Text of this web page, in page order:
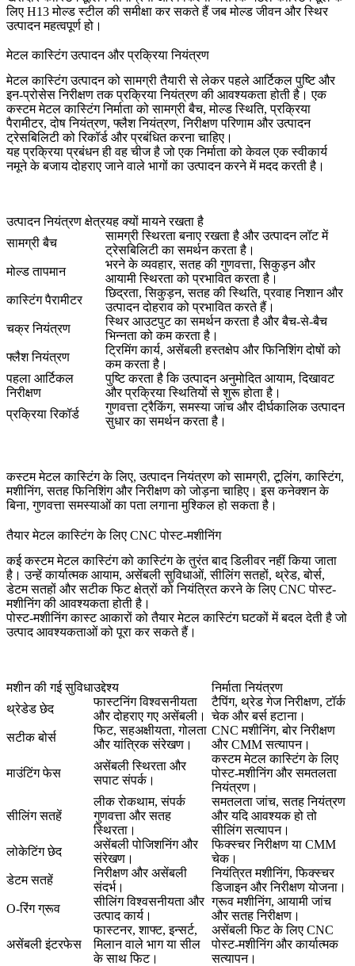
लिए H13 मोल्ड स्टीलकी समीक्षा कर सकते हैं जब मोल्ड जीवन और स्थिर
उत्पादन महत्वपूर्ण हो।
मेटल कास्टिंग उत्पादन और प्रक्रिया नियंत्रण
मेटल कास्टिंग उत्पादन को सामग्री तैयारी से लेकर पहले आर्टिकल पुष्टि और
इन-प्रोसेस निरीक्षण तक प्रक्रिया नियंत्रण की आवश्यकता होती है। एक
कस्टम मेटल कास्टिंग निर्माता को सामग्री बैच, मोल्ड स्थिति, प्रक्रिया
पैरामीटर, दोष नियंत्रण, फ्लैश नियंत्रण, निरीक्षण परिणाम और उत्पादन
ट्रेसबिलिटी को रिकॉर्ड और प्रबंधित करना चाहिए।
यह प्रक्रिया प्रबंधन ही वह चीज है जो एक निर्माता को केवल एक स्वीकार्य
नमूने के बजाय दोहराए जाने वाले भागों का उत्पादन करने में मदद करती है।
उत्पादन नियंत्रण क्षेत्रयह क्यों मायने रखता है
सामग्री बैच
सामग्री स्थिरता बनाए रखता है और उत्पादन लॉट में
ट्रेसबिलिटी का समर्थन करता है।
मोल्ड तापमान
भरने के व्यवहार, सतह की गुणवत्ता, सिकुड़न और
आयामी स्थिरता को प्रभावित करता है।
कास्टिंग पैरामीटर
छिद्रता, सिकुड़न, सतह की स्थिति, प्रवाह निशान और
उत्पादन दोहराव को प्रभावित करते हैं।
चक्र नियंत्रण
स्थिर आउटपुट का समर्थन करता है और बैच-से-बैच
भिन्नता को कम करता है।
फ्लैश नियंत्रण
ट्रिमिंग कार्य, असेंबली हस्तक्षेप और फिनिशिंग दोषों को
कम करता है।
पहला आर्टिकल
निरीक्षण
पुष्टि करता है कि उत्पादन अनुमोदित आयाम, दिखावट
और प्रक्रिया स्थितियों से शुरू होता है।
प्रक्रिया रिकॉर्ड
गुणवत्ता ट्रैकिंग, समस्या जांच और दीर्घकालिक उत्पादन
सुधार का समर्थन करता है।
कस्टम मेटल कास्टिंग के लिए, उत्पादन नियंत्रण को सामग्री, टूलिंग, कास्टिंग,
मशीनिंग, सतह फिनिशिंग और निरीक्षण को जोड़ना चाहिए। इस कनेक्शन के
बिना, गुणवत्ता समस्याओं का पता लगाना मुश्किल हो सकता है।
तैयार मेटल कास्टिंग के लिए CNC पोस्ट-मशीनिंग
कई कस्टम मेटल कास्टिंग को कास्टिंग के तुरंत बाद डिलीवर नहीं किया जाता
है। उन्हें कार्यात्मक आयाम, असेंबली सुविधाओं, सीलिंग सतहों, थ्रेड, बोर्स,
डेटम सतहों और सटीक फिट क्षेत्रों को नियंत्रित करने के लिए CNC पोस्ट-
मशीनिंग की आवश्यकता होती है।
पोस्ट-मशीनिंग कास्ट आकारों को तैयार मेटल कास्टिंग घटकों में बदल देती है जो
उत्पाद आवश्यकताओं को पूरा कर सकते हैं।
मशीन की गई सुविधाउद्देश्य
निर्माता नियंत्रण
थ्रेडेड छेद
फास्टनिंग विश्वसनीयता
और दोहराए गए असेंबली।
टैपिंग, थ्रेड गेज निरीक्षण, टॉर्क
चेक और बर्स हटाना।
सटीक बोर्स
फिट, सहअक्षीयता, गोलता
और यांत्रिक संरेखण।
CNC मशीनिंग, बोर निरीक्षण
और CMM सत्यापन।
माउंटिंग फेस
असेंबली स्थिरता और
सपाट संपर्क।
कस्टम मेटल कास्टिंग के लिए
पोस्ट-मशीनिंगऔर समतलता
नियंत्रण।
सीलिंग सतहें
लीक रोकथाम, संपर्क
गुणवत्ता और सतह
स्थिरता।
समतलता जांच, सतह नियंत्रण
और यदि आवश्यक हो तो
सीलिंग सत्यापन।
लोकेटिंग छेद
असेंबली पोजिशनिंग और
संरेखण।
फिक्स्चर निरीक्षण या CMM
चेक।
डेटम सतहें
निरीक्षण और असेंबली
संदर्भ।
नियंत्रित मशीनिंग, फिक्स्चर
डिजाइन और निरीक्षण योजना।
O-रिंग ग्रूव
सीलिंग विश्वसनीयता और
उत्पाद कार्य।
ग्रूव मशीनिंग, आयामी जांच
और सतह निरीक्षण।
असेंबली इंटरफेस
फास्टनर, शाफ्ट, इन्सर्ट,
मिलान वाले भाग या सील
के साथ फिट।
असेंबली फिट के लिए CNC
पोस्ट-मशीनिंगऔर कार्यात्मक
सत्यापन।